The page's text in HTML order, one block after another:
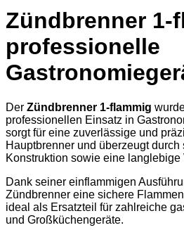
Zündbrenner 1-
professionelle
Der Zündbrenner 1-flammig
professionellen Einsatz in
sorgt für eine zuverlässige und
Hauptbrenner und überzeugt durch
Konstruktion sowie eine langlebige
Dank seiner einflammigen
Zündbrenner eine sichere
ideal als Ersatzteil für zahlreiche
und Großküchengeräte.